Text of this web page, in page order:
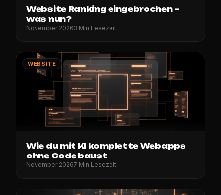
Website Ranking eingebrochen –
was nun?
November 20263 Min Lesezeit
WEBSITE
Wie du mit KI komplette Webapps
ohne Code baust
November 20267 Min Lesezeit